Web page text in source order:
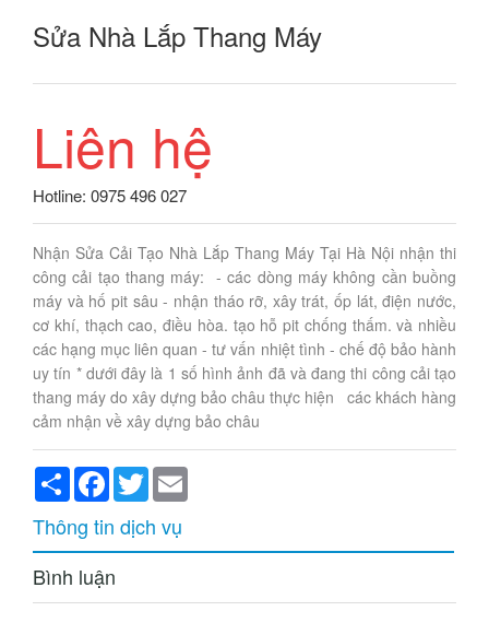
Sửa Nhà Lắp Thang Máy
Liên hệ
Hotline: 0975 496 027
Nhận Sửa Cải Tạo Nhà Lắp Thang Máy Tại Hà Nội nhận thi
công cải tạo thang máy: - các dòng máy không cần buồng
máy và hố pit sâu - nhận tháo rỡ, xây trát, ốp lát, điện nước,
cơ khí, thạch cao, điều hòa. tạo hỗ pit chống thấm. và nhiều
các hạng mục liên quan - tư vấn nhiệt tình - chế độ bảo hành
uy tín * dưới đây là 1 số hình ảnh đã và đang thi công cải tạo
thang máy do xây dựng bảo châu thực hiện các khách hàng
cảm nhận về xây dựng bảo châu
ShareFacebook
Twitter
Thông tin dịch vụ
Bình luận